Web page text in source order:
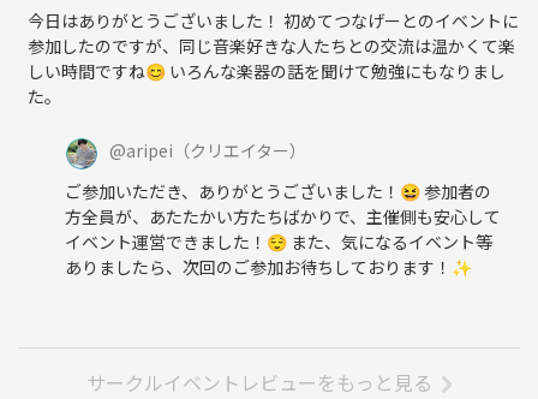
今日はありがとうございました！ 初めてつなげーとのイベントに
参加したのですが、同じ音楽好きな人たちとの交流は温かくて楽
しい時間ですね😊 いろんな楽器の話を聞けて勉強にもなりまし
た。
@aripei （クリエイター）
ご参加いただき、ありがとうございました！😆 参加者の
方全員が、あたたかい方たちばかりで、主催側も安心して
イベント運営できました！😌 また、気になるイベント等
ありましたら、次回のご参加お待ちしております！✨
サークルイベントレビューをもっと見る